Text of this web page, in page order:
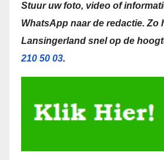
Stuur uw foto, video of
WhatsApp naar de redactie. Zo
Lansingerland snel op de
210 50 03.